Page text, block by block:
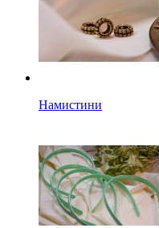
Намистини